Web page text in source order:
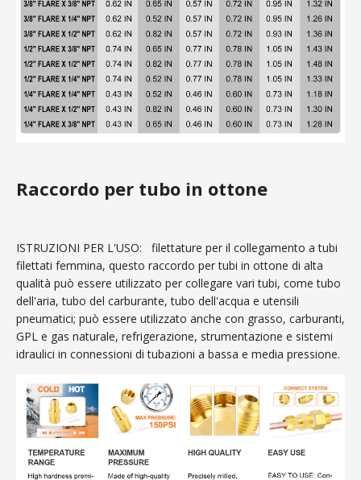
Raccordo per tubo in ottone
ISTRUZIONI PER L'USO: filettature per il collegamento a tubi
filettati femmina, questo raccordo per tubi in ottone di alta
qualità può essere utilizzato per collegare vari tubi, come tubo
dell'aria, tubo del carburante, tubo dell'acqua e utensili
pneumatici; può essere utilizzato anche con grasso, carburanti,
GPL e gas naturale, refrigerazione, strumentazione e sistemi
idraulici in connessioni di tubazioni a bassa e media pressione.